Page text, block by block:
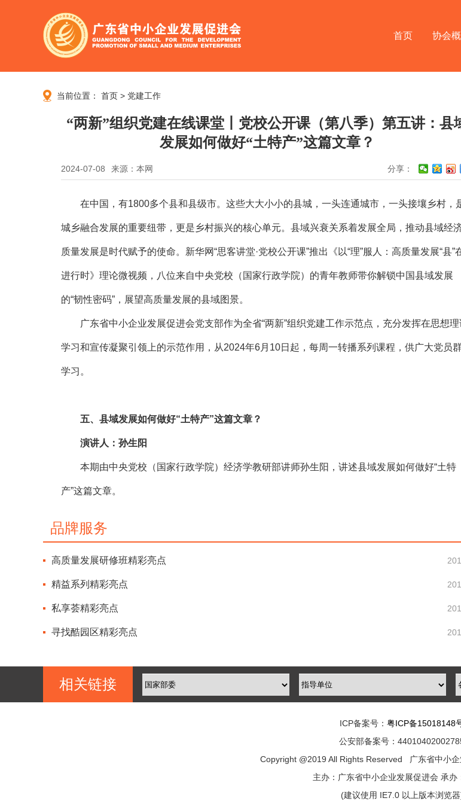
首页 协会
当前位置： 首页 > 党建工作
“两新”组织党建在线课堂丨党校公开课（第八季）第五讲：县
发展如何做好“土特产”这篇文章？
2024-07-08 来源：本网 分享：
在中国，有1800多个县和县级市。这些大大小小的县城，一头连通城市，一头接壤乡村，
城乡融合发展的重要纽带，更是乡村振兴的核心单元。县域兴衰关系着发展全局，推动县域经
质量发展是时代赋予的使命。新华网“思客讲堂·党校公开课”推出《以“理”服人：高质量发展“县”
进行时》理论微视频，八位来自中央党校（国家行政学院）的青年教师带你解锁中国县域发展
的“韧性密码”，展望高质量发展的县域图景。
广东省中小企业发展促进会党支部作为全省“两新”组织党建工作示范点，充分发挥在思想理
学习和宣传凝聚引领上的示范作用，从2024年6月10日起，每周一转播系列课程，供广大党员
学习。
五、 县域发展如何做好“土特产”这篇文章？
演讲人：孙生阳
本期由中央党校（国家行政学院）经济学教研部讲师孙生阳，讲述县域发展如何做好“土特
产”这篇文章。
品牌服务
高质量发展研修班精彩亮点
精益系列精彩亮点
私享荟精彩亮点
寻找酷园区精彩亮点
相关链接
ICP备案号： 粤ICP备15018148
公安部备案号：
Copyright @2019 All Rights Reserved 广东省中小
主办：广东省中小企业发展促进会 承办
(建议使用 IE7.0 以上版本浏览